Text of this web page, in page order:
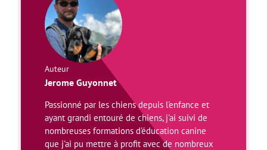
Auteur
Jerome Guyonnet
Passionné par les chiens depuis l'enfance et
ayant grandi entouré de chiens, j'ai suivi de
nombreuses formations d'éducation canine
que j'ai pu mettre à profit avec de nombreux